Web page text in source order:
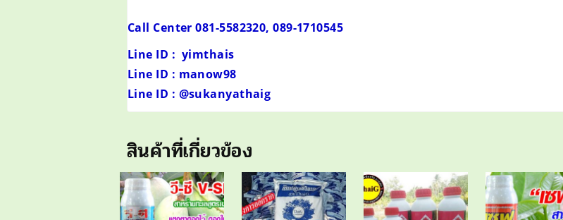
Call Center 081-5582320, 089-1710545
Line ID : yimthais
Line ID : manow98
Line ID : @sukanyathaig
สินค้าที่เกี่ยวข้อง